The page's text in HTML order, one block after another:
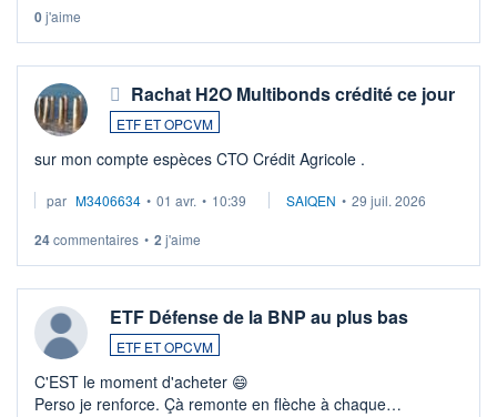
0j'aime
Rachat H2O Multibonds crédité ce jour
ETF ET OPCVM
sur mon compte espèces CTO Crédit Agricole .
par M3406634 • 01 avr. • 10:39 SAIQEN • 29 juil. 2026
24commentaires • 2 j'aime
ETF Défense de la BNP au plus bas
ETF ET OPCVM
C'EST le moment d'acheter 😄​
Perso je renforce. Çà remonte en flèche à chaque